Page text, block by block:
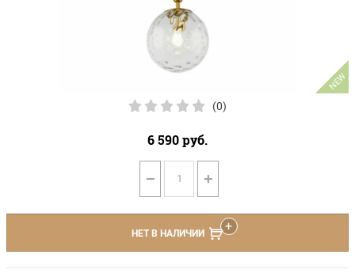
NEW
(0)
6 590руб.
− +
НЕТ В НАЛИЧИИ